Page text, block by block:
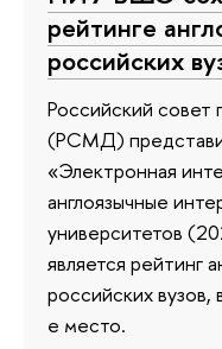
рейтинге
российских
Российский
(РСМД)
«Электронная
англоязычные
университетов
является рейтинг
российских
е место.